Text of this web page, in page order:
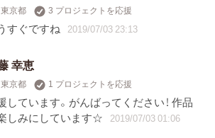
東京都 3 プロジェクトを応援
すぐですね 2019/07/03 23:13
幸恵
東京都 1 プロジェクトを応援
しています。がんばってください！ 作品
しみにしています☆
2019/07/03 01:06